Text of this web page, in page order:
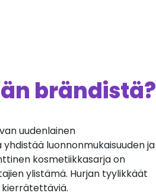
brändistä?
uudenlainen
luonnonmukaisuuden ja
kosmetiikkasarja on
ylistämä. Hurjan tyylikkäät
kierrätettäviä.